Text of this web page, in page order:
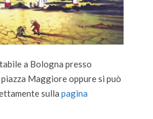
a Bologna presso
Maggiore oppure si può
sulla pagina